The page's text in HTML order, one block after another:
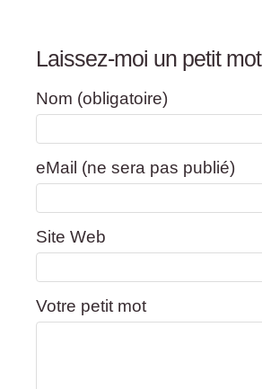
Laissez-moi un petit mot
Nom (obligatoire)
eMail (ne sera pas publié)
Site Web
Votre petit mot